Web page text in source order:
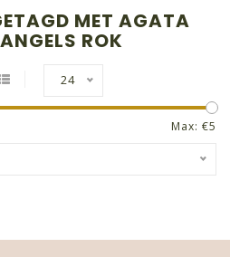
MET AGATA
ROK
24
Max: €5